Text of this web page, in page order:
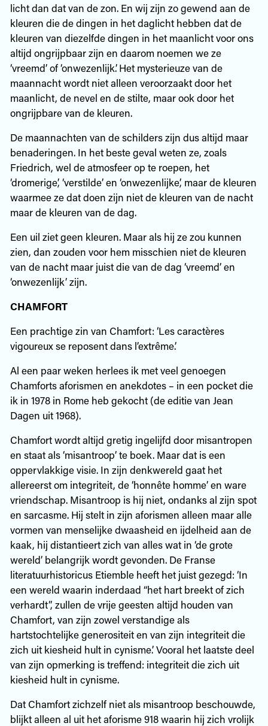
licht dan dat van de zon. En wij zijn zo gewend aan de
kleuren die de dingen in het daglicht hebben dat de
kleuren van diezelfde dingen in het maanlicht voor ons
altijd ongrijpbaar zijn en daarom noemen we ze
‘vreemd’ of ‘onwezenlijk’. Het mysterieuze van de
maannacht wordt niet alleen veroorzaakt door het
maanlicht, de nevel en de stilte, maar ook door het
ongrijpbare van de kleuren.
De maannachten van de schilders zijn dus altijd maar
benaderingen. In het beste geval weten ze, zoals
Friedrich, wel de atmosfeer op te roepen, het
‘dromerige’, ‘verstilde’ en ‘onwezenlijke’, maar de kleuren
waarmee ze dat doen zijn niet de kleuren van de nacht
maar de kleuren van de dag.
Een uil ziet geen kleuren. Maar als hij ze zou kunnen
zien, dan zouden voor hem misschien niet de kleuren
van de nacht maar juist die van de dag ‘vreemd’ en
‘onwezenlijk’ zijn.
CHAMFORT
Een prachtige zin van Chamfort: ‘Les caractères
vigoureux se reposent dans l’extrême.’
Al een paar weken herlees ik met veel genoegen
Chamforts aforismen en anekdotes – in een pocket die
ik in 1978 in Rome heb gekocht (de editie van Jean
Dagen uit 1968).
Chamfort wordt altijd gretig ingelijfd door misantropen
en staat als ‘misantroop’ te boek. Maar dat is een
oppervlakkige visie. In zijn denkwereld gaat het
allereerst om integriteit, de ‘honnête homme’ en ware
vriendschap. Misantroop is hij niet, ondanks al zijn spot
en sarcasme. Hij stelt in zijn aforismen alleen maar alle
vormen van menselijke dwaasheid en ijdelheid aan de
kaak, hij distantieert zich van alles wat in ‘de grote
wereld’ belangrijk wordt gevonden. De Franse
literatuurhistoricus Etiemble heeft het juist gezegd: ‘In
een wereld waarin inderdaad “het hart breekt of zich
verhardt”, zullen de vrije geesten altijd houden van
Chamfort, van zijn zowel verstandige als
hartstochtelijke generositeit en van zijn integriteit die
zich uit kiesheid hult in cynisme.’ Vooral het laatste deel
van zijn opmerking is treffend: integriteit die zich uit
kiesheid hult in cynisme.
Dat Chamfort zichzelf niet als misantroop beschouwde,
blijkt alleen al uit het aforisme 918 waarin hij zich vrolijk